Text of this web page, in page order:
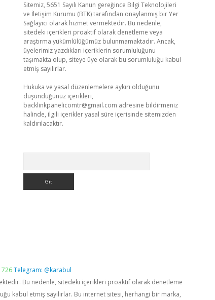
Sitemiz, 5651 Sayılı Kanun gereğince Bilgi Teknolojileri
ve İletişim Kurumu (BTK) tarafından onaylanmış bir Yer
Sağlayıcı olarak hizmet vermektedir. Bu nedenle,
sitedeki içerikleri proaktif olarak denetleme veya
araştırma yükümlülüğümüz bulunmamaktadır. Ancak,
üyelerimiz yazdıkları içeriklerin sorumluluğunu
taşımakta olup, siteye üye olarak bu sorumluluğu kabul
etmiş sayılırlar.
Hukuka ve yasal düzenlemelere aykırı olduğunu
düşündüğünüz içerikleri,
backlinkpanelicomtr@gmail.com adresine bildirmeniz
halinde, ilgili içerikler yasal süre içerisinde sitemizden
kaldırılacaktır.
726Telegram: @karabul
Bu nedenle, sitedeki içerikleri proaktif olarak denetleme
kabul etmiş sayılırlar. Bu internet sitesi, herhangi bir marka,